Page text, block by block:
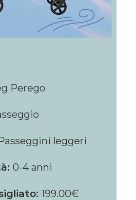
Perego
leggeri
0-4 anni
199.00€